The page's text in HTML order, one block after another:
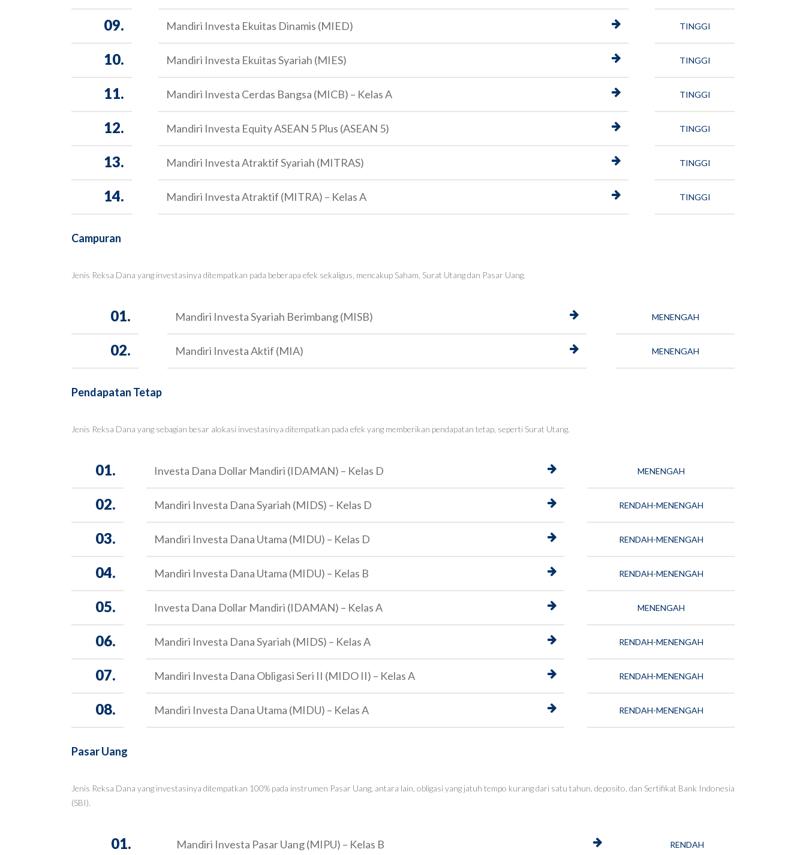
09. Mandiri Investa Ekuitas Dinamis (MIED) TINGGI
10. Mandiri Investa Ekuitas Syariah (MIES) TINGGI
11. Mandiri Investa Cerdas Bangsa (MICB) – Kelas A TINGGI
12. Mandiri Investa Equity ASEAN 5 Plus (ASEAN 5) TINGGI
13. Mandiri Investa Atraktif Syariah (MITRAS) TINGGI
14. Mandiri Investa Atraktif (MITRA) – Kelas A TINGGI
Campuran
Jenis Reksa Dana yang investasinya ditempatkan pada beberapa efek sekaligus, mencakup Saham, Surat Utang dan Pasar Uang.
01. Mandiri Investa Syariah Berimbang (MISB) MENENGAH
02. Mandiri Investa Aktif (MIA) MENENGAH
Pendapatan Tetap
Jenis Reksa Dana yang sebagian besar alokasi investasinya ditempatkan pada efek yang memberikan pendapatan tetap, seperti Surat Utang.
01. Investa Dana Dollar Mandiri (IDAMAN) – Kelas D MENENGAH
02. Mandiri Investa Dana Syariah (MIDS) – Kelas D RENDAH-MENENGAH
03. Mandiri Investa Dana Utama (MIDU) – Kelas D RENDAH-MENENGAH
04. Mandiri Investa Dana Utama (MIDU) – Kelas B RENDAH-MENENGAH
05. Investa Dana Dollar Mandiri (IDAMAN) – Kelas A MENENGAH
06. Mandiri Investa Dana Syariah (MIDS) – Kelas A RENDAH-MENENGAH
07. Mandiri Investa Dana Obligasi Seri II (MIDO II) – Kelas A RENDAH-MENENGAH
08. Mandiri Investa Dana Utama (MIDU) – Kelas A RENDAH-MENENGAH
Pasar Uang
Jenis Reksa Dana yang investasinya ditempatkan 100% pada instrumen Pasar Uang, antara lain, obligasi yang jatuh tempo kurang dari satu tahun, deposito, dan Sertifikat Bank Indonesia
(SBI).
01. Mandiri Investa Pasar Uang (MIPU) – Kelas B RENDAH